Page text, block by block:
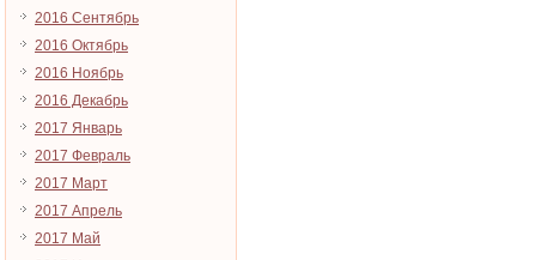
2016 Сентябрь
2016 Октябрь
2016 Ноябрь
2016 Декабрь
2017 Январь
2017 Февраль
2017 Март
2017 Апрель
2017 Май